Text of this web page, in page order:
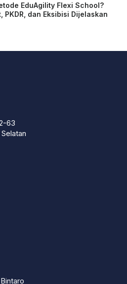
EduAgility Flexi School?
PKDR, dan Eksibisi Dijelaskan
63